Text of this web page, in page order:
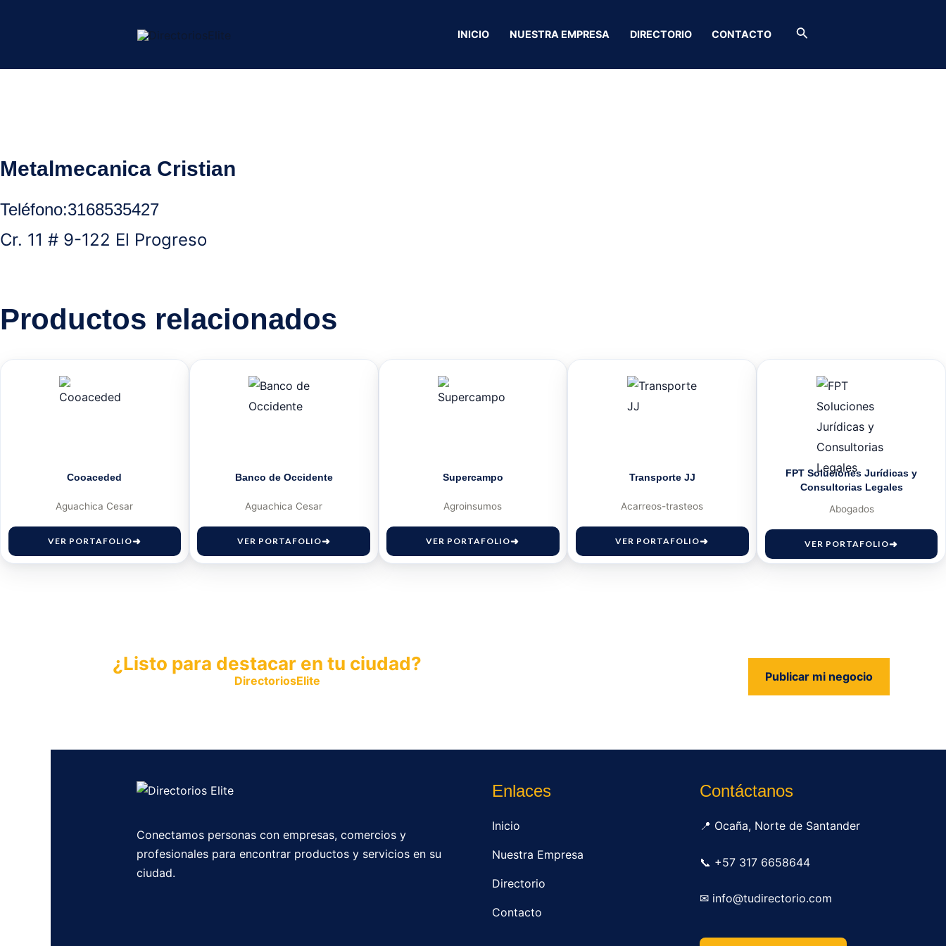
INICIO NUESTRA EMPRESA DIRECTORIO CONTACTO Buscar
Metalmecanica Cristian
Teléfono:3168535427
Cr. 11 # 9-122 El Progreso
Productos relacionados
Cooaceded
Aguachica Cesar
VER PORTAFOLIO
Banco de Occidente
Aguachica Cesar
VER PORTAFOLIO
Supercampo
Agroinsumos
VER PORTAFOLIO
Transporte JJ
Acarreos-trasteos
VER PORTAFOLIO
FPT Soluciones Jurídicas y
Consultorias Legales
Abogados
VER PORTAFOLIO
¿Listo para destacar en tu ciudad?
DirectoriosElite Publicar mi negocio
Conectamos personas con empresas, comercios y
profesionales para encontrar productos y servicios en su
ciudad.
Enlaces
Inicio
Nuestra Empresa
Directorio
Contacto
Contáctanos
📍 Ocaña, Norte de Santander
📞 +57 317 6658644
✉ info@tudirectorio.com